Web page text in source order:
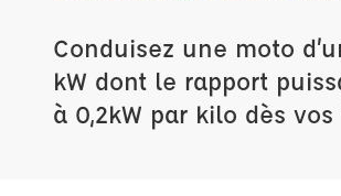
Conduisez une moto
kW dont le rapport
à 0,2kW par kilo dès vos